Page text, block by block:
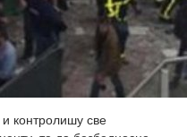
контролишу све